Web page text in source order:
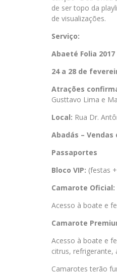
de ser topo da
de visualizações.
Serviço:
Abaeté Folia 2017
24 a 28 de
Atrações
Gusttavo Lima e
Local: Rua Dr.
Abadás –
Passaportes
Bloco VIP: (festas
Camarote Oficial:
Acesso à boate e
Camarote
Acesso à boate e
citrus, refrigerante,
Camarotes terão